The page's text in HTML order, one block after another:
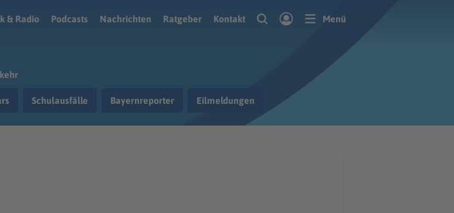
& Radio Podcasts Nachrichten Ratgeber Kontakt Menü
Schulausfälle Bayernreporter Eilmeldungen